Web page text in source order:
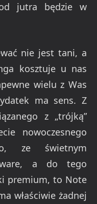
jutra będzie w
nie jest tani, a
kosztuje u nas
wielu z Was
ma sens. Z
z „trójką”
nowoczesnego
ze świetnym
a do tego
premium, to Note
właściwie żadnej